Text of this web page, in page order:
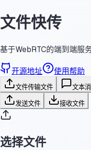
文件快传
基于WebRTC的端到端服
开源地址 使用帮助
文件传输文件 文本
发送文件 接收文件
选择文件